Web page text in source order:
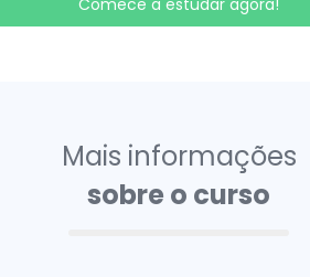
Comece a estudar agora!
Mais informações
sobre o curso